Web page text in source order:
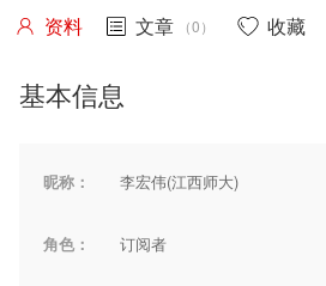
资料 文章 （0） 收藏
基本信息
昵称： 李宏伟(江西师大)
角色： 订阅者